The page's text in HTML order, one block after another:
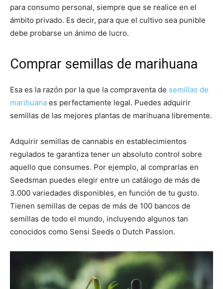
para consumo personal, siempre que se realice en el
ámbito privado. Es decir, para que el cultivo sea punible
debe probarse un ánimo de lucro.
Comprar semillas de marihuana
Esa es la razón por la que la compraventa de semillas de
marihuana es perfectamente legal. Puedes adquirir
semillas de las mejores plantas de marihuana libremente.
Adquirir semillas de cannabis en establecimientos
regulados te garantiza tener un absoluto control sobre
aquello que consumes. Por ejemplo, al comprarlas en
Seedsman puedes elegir entre un catálogo de más de
3.000 variedades disponibles, en función de tu gusto.
Tienen semillas de cepas de más de 100 bancos de
semillas de todo el mundo, incluyendo algunos tan
conocidos como Sensi Seeds o Dutch Passion.